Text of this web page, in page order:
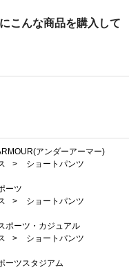
こんな商品を購入して
アンダーアーマー)
>
ショートパンツ
ーツ
>
ショートパンツ
ポーツ・カジュアル
>
ショートパンツ
ーツスタジアム